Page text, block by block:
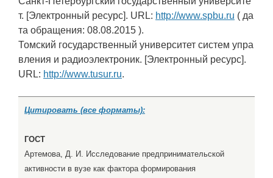
т. [Электронный ресурс]. URL: http://www.spbu.ru ( да
та обращения: 08.08.2015 ).
Томский государственный университет систем упра
вления и радиоэлектроник. [Электронный ресурс].
URL: http://www.tusur.ru.
Цитировать (все форматы):
ГОСТ
Артемова, Д. И. Исследование предпринимательской
активности в вузе как фактора формирования